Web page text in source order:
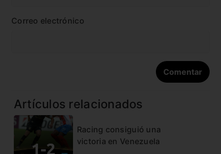
Correo electrónico
Artículos relacionados
Racing consiguió una
victoria en Venezuela